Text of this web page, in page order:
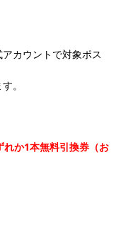
カウントで対象ポス
。
か1本無料引換券（お